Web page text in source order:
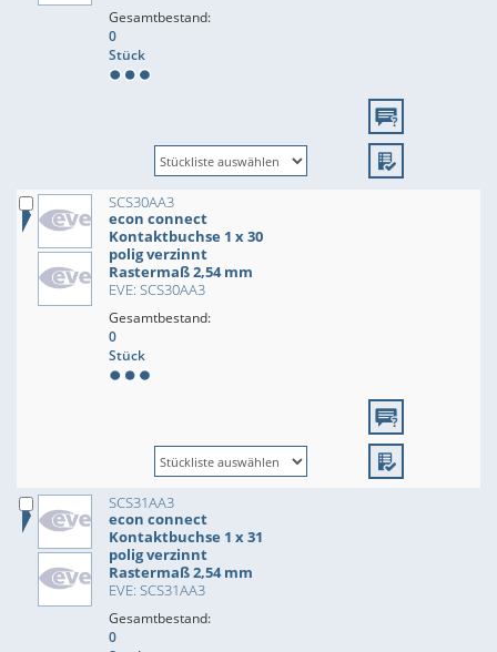
Gesamtbestand:
0
Stück
SCS30AA3
econ connect
Kontaktbuchse 1 x 30
polig verzinnt
Rastermaß 2,54 mm
EVE: SCS30AA3
Gesamtbestand:
0
Stück
SCS31AA3
econ connect
Kontaktbuchse 1 x 31
polig verzinnt
Rastermaß 2,54 mm
EVE: SCS31AA3
Gesamtbestand:
0